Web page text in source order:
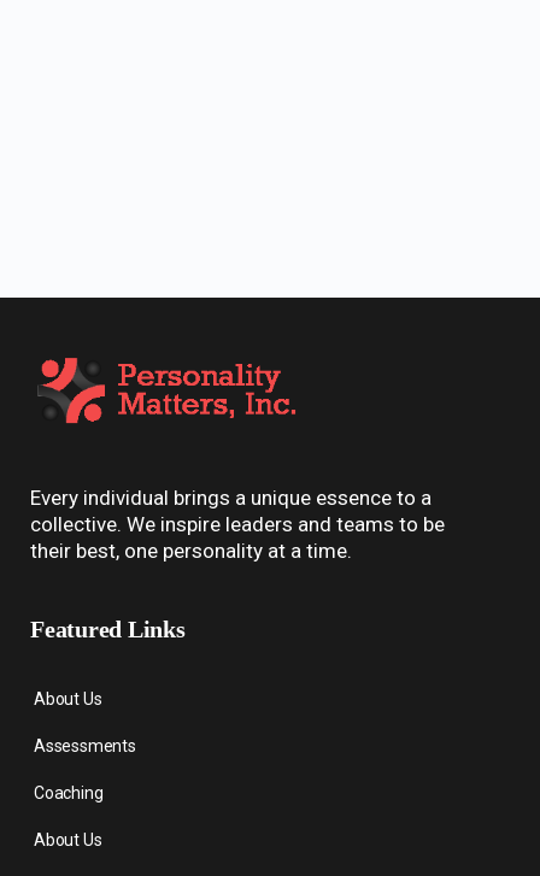
Every individual brings a unique essence to a
collective. We inspire leaders and teams to be
their best, one personality at a time.
Featured Links
About Us
Assessments
Coaching
About Us